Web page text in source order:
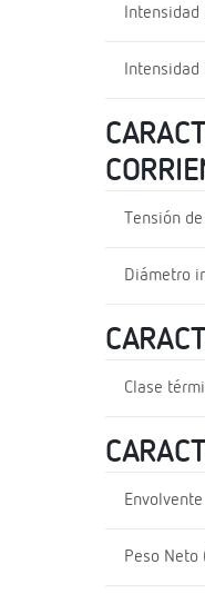
Tensión
Diámetro
Clase
Envolvente
Peso Neto